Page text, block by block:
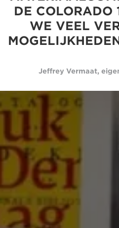
DE COLORADO
WE VEEL
Jeffrey Vermaat,